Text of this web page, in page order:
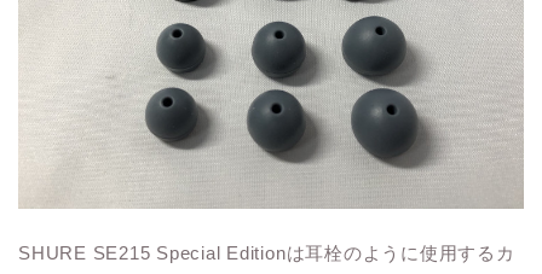
SHURE SE215 Special Editionは耳栓のように使用するカ